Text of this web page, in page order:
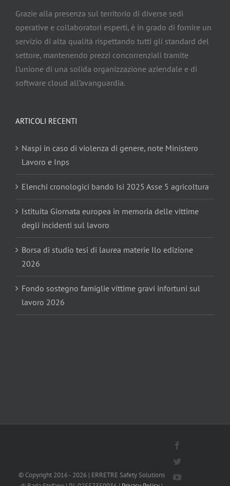
Grazie alla presenza sul territorio di diverse sedi
operative e collaboratori esperti, è in grado di fornire un
servizio di alta qualità rispettando tutti gli standard del
settore, mantenendo prezzi concorrenziali tramite
l’unione di una solida organizzazione aziendale e di
software cloud all’avanguardia.
ARTICOLI RECENTI
Naspi in caso di violenza di genere, note Ministero
Lavoro e Inps
Elenchi cronologici bando Isi 2025 Asse 5 agricoltura
Istituita Giornata europea in memoria delle vittime
degli incidenti sul lavoro
Borsa di studio tesi di laurea materie Ilo edizione
2026
Fondo sostegno famiglie vittime gravi infortuni sul
lavoro 2026
© Copyright 2016 - 2026 | ERRETRE Safety Solutions
YouTube